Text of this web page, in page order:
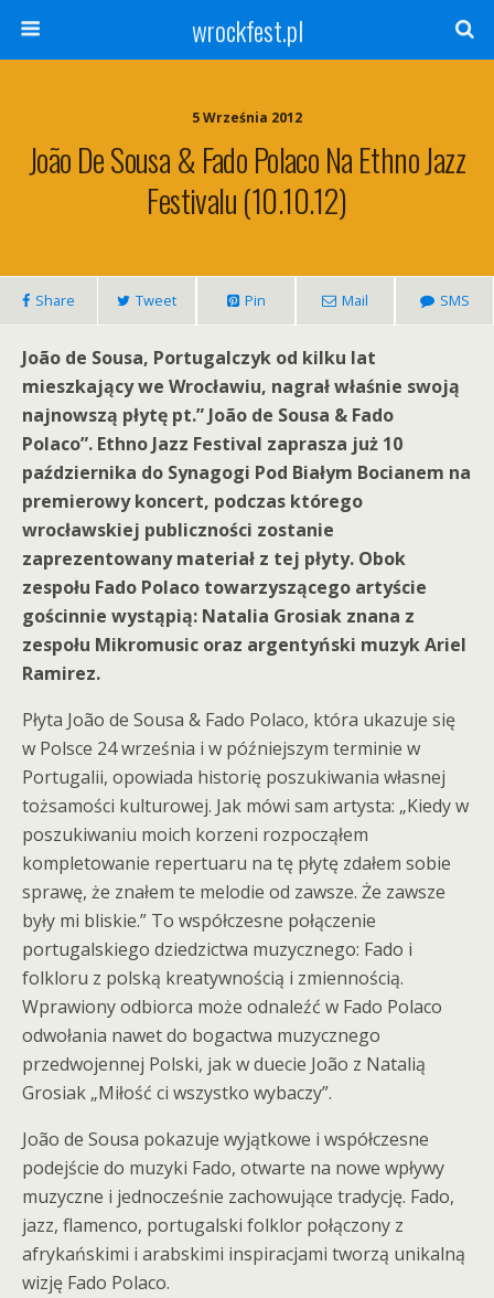
wrockfest.pl
5 Września 2012
João De Sousa & Fado Polaco Na Ethno Jazz
Festivalu (10.10.12)
Share Tweet Pin Mail SMS
João de Sousa, Portugalczyk od kilku lat
mieszkający we Wrocławiu, nagrał właśnie swoją
najnowszą płytę pt.” João de Sousa & Fado
Polaco”. Ethno Jazz Festival zaprasza już 10
października do Synagogi Pod Białym Bocianem na
premierowy koncert, podczas którego
wrocławskiej publiczności zostanie
zaprezentowany materiał z tej płyty. Obok
zespołu Fado Polaco towarzyszącego artyście
gościnnie wystąpią: Natalia Grosiak znana z
zespołu Mikromusic oraz argentyński muzyk Ariel
Ramirez.
Płyta João de Sousa & Fado Polaco, która ukazuje się
w Polsce 24 września i w późniejszym terminie w
Portugalii, opowiada historię poszukiwania własnej
tożsamości kulturowej. Jak mówi sam artysta: „Kiedy w
poszukiwaniu moich korzeni rozpocząłem
kompletowanie repertuaru na tę płytę zdałem sobie
sprawę, że znałem te melodie od zawsze. Że zawsze
były mi bliskie.” To współczesne połączenie
portugalskiego dziedzictwa muzycznego: Fado i
folkloru z polską kreatywnością i zmiennością.
Wprawiony odbiorca może odnaleźć w Fado Polaco
odwołania nawet do bogactwa muzycznego
przedwojennej Polski, jak w duecie João z Natalią
Grosiak „Miłość ci wszystko wybaczy”.
João de Sousa pokazuje wyjątkowe i współczesne
podejście do muzyki Fado, otwarte na nowe wpływy
muzyczne i jednocześnie zachowujące tradycję. Fado,
jazz, flamenco, portugalski folklor połączony z
afrykańskimi i arabskimi inspiracjami tworzą unikalną
wizję Fado Polaco.